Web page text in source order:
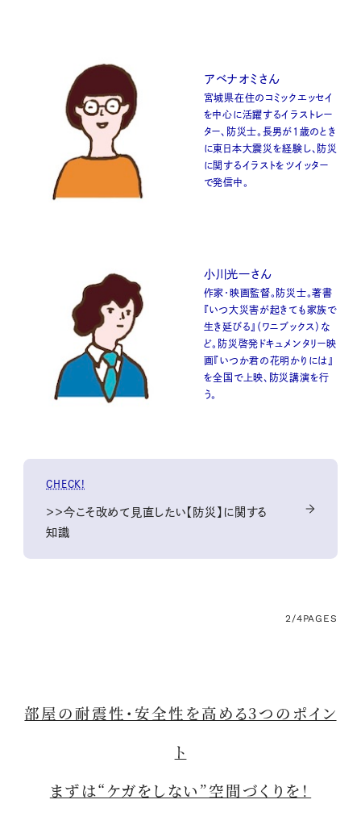
アベナオミさん
宮城県在住のコミックエッセイ
を中心に活躍するイラストレー
ター、防災士。長男が1歳のとき
に東日本大震災を経験し、防災
に関するイラストをツイッター
で発信中。
小川光一さん
作家・映画監督。防災士。著書
『いつ大災害が起きても家族で
生き延びる』（ワニブックス）な
ど。防災啓発ドキュメンタリー映
画『いつか君の花明かりには』
を全国で上映、防災講演を行
う。
CHECK!
＞＞今こそ改めて見直したい【防災】に関する
知識
2/4PAGES
部屋の耐震性・安全性を高める3つのポイン
ト
まずは“ケガをしない”空間づくりを！